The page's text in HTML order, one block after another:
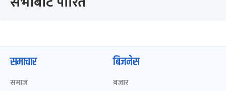
समाचार
समाज
बिजनेस
बजार